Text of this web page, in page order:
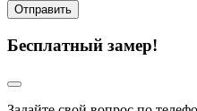
Отправить
Бесплатный замер!